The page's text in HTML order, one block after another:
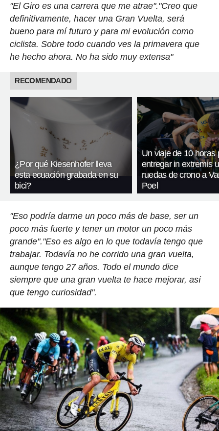
"El Giro es una carrera que me atrae"."Creo que
definitivamente, hacer una Gran Vuelta, será
bueno para mí futuro y para mi evolución como
ciclista. Sobre todo cuando ves la primavera que
he hecho ahora. No ha sido muy extensa"
RECOMENDADO
¿Por qué Kiesenhofer lleva
esta ecuación grabada en su
bici?
Un viaje de 10 horas
entregar in extremis
ruedas de crono a
Poel
"Eso podría darme un poco más de base, ser un
poco más fuerte y tener un motor un poco más
grande"."Eso es algo en lo que todavía tengo que
trabajar. Todavía no he corrido una gran vuelta,
aunque tengo 27 años. Todo el mundo dice
siempre que una gran vuelta te hace mejorar, así
que tengo curiosidad".